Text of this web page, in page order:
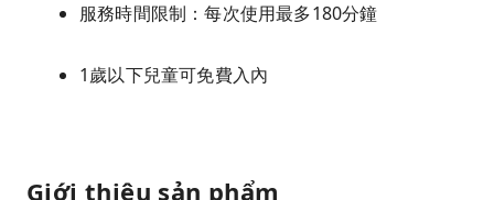
服務時間限制：每次使用最多180分鐘
1歲以下兒童可免費入內
Giới thiệu sản phẩm